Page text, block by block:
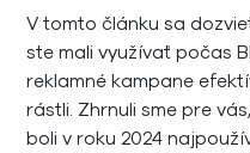
V tomto článku sa
ste mali využívať počas
reklamné kampane
rástli. Zhrnuli sme pre
boli v roku 2024